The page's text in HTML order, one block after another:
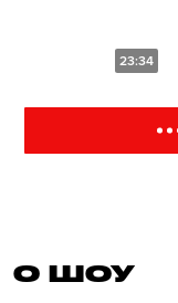
23:34
О ШОУ